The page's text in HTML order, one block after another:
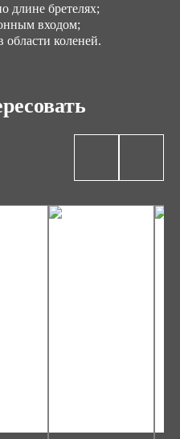
длине бретелях;
входом;
коленей.